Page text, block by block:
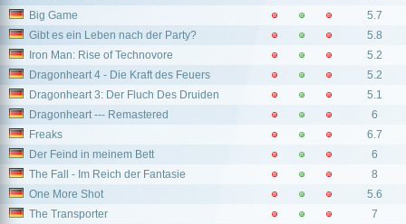
Big Game
5.7
Gibt es ein Leben nach der Party?
5.8
Iron Man: Rise of Technovore
5.2
Dragonheart 4 - Die Kraft des Feuers
5.2
Dragonheart 3: Der Fluch Des Druiden
5.1
Dragonheart --- Remastered
6
Freaks
6.7
Der Feind in meinem Bett
6
The Fall - Im Reich der Fantasie
8
One More Shot
5.6
The Transporter
7